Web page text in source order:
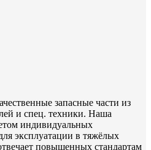
запасные части из
и спец. техники. Наша
индивидуальных
эксплуатации в тяжёлых
повышенных стандартам